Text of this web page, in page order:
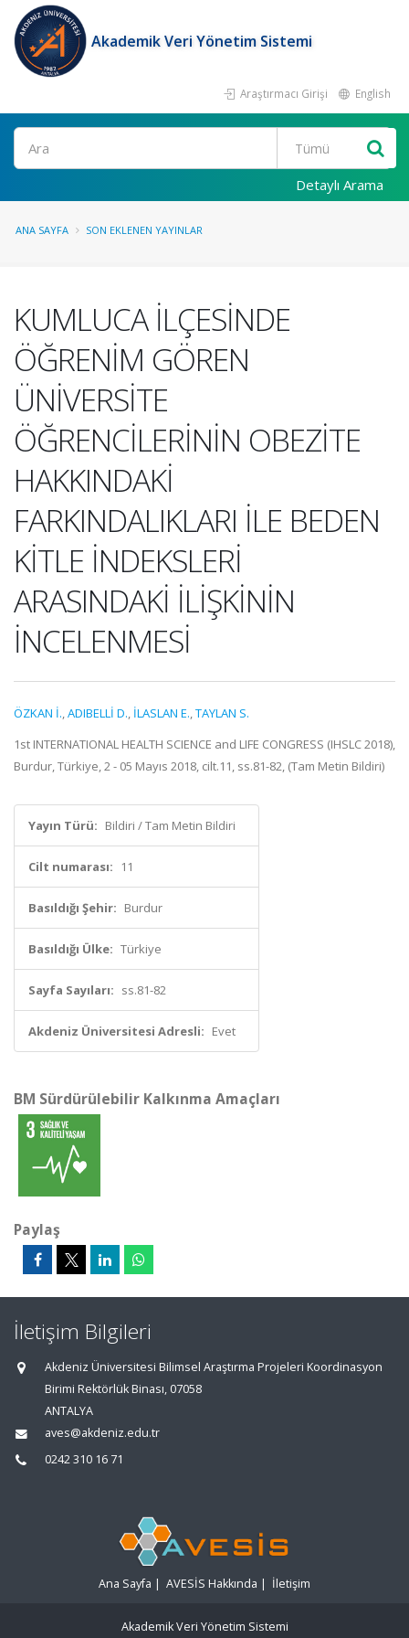
Akademik Veri Yönetim Sistemi
Araştırmacı Girişi English
Ara
Detaylı Arama
ANA SAYFA SON EKLENEN YAYINLAR
KUMLUCA İLÇESİNDE
ÖĞRENİM GÖREN
ÜNİVERSİTE
ÖĞRENCİLERİNİN OBEZİTE
HAKKINDAKİ
FARKINDALIKLARI İLE BEDEN
KİTLE İNDEKSLERİ
ARASINDAKİ İLİŞKİNİN
İNCELENMESİ
ÖZKAN İ.,ADIBELLİ D., İLASLAN E.,TAYLAN S.
1st INTERNATIONAL HEALTH SCIENCE and LIFE CONGRESS (IHSLC 2018),
Burdur, Türkiye, 2 - 05 Mayıs 2018, cilt.11, ss.81-82, (Tam Metin Bildiri)
Yayın Türü: Bildiri / Tam Metin Bildiri
Cilt numarası: 11
Basıldığı Şehir: Burdur
Basıldığı Ülke: Türkiye
Sayfa Sayıları: ss.81-82
Akdeniz Üniversitesi Adresli: Evet
BM Sürdürülebilir Kalkınma Amaçları
Paylaş
İletişim Bilgileri
Akdeniz Üniversitesi Bilimsel Araştırma Projeleri Koordinasyon
Birimi Rektörlük Binası, 07058
ANTALYA
aves@akdeniz.edu.tr
0242 310 16 71
Ana Sayfa | AVESİS Hakkında | İletişim
Akademik Veri Yönetim Sistemi